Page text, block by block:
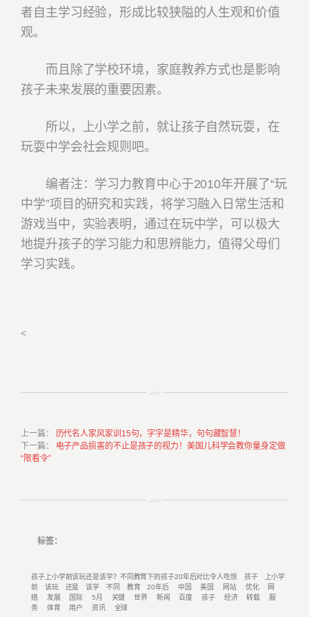
者自主学习经验，形成比较狭隘的人生观和价值
观。
而且除了学校环境，家庭教养方式也是影响
孩子未来发展的重要因素。
所以，上小学之前，就让孩子自然玩耍，在
玩耍中学会社会规则吧。
编者注：学习力教育中心于2010年开展了“玩
中学”项目的研究和实践，将学习融入日常生活和
游戏当中，实验表明，通过在玩中学，可以极大
地提升孩子的学习能力和思辨能力，值得父母们
学习实践。
<
上一篇 ：
历代名人家风家训15句，字字是精华，句句藏智慧！
下一篇 ：
电子产品损害的不止是孩子的视力！美国儿科学会教你量身定做
“限看令”
标签：
孩子上小学前该玩还是该学？不同教育下的孩子20年后对比令人吃惊 孩子
上小学
前
该玩 还是 该学 不同 教育 20年后 中国 美国 网站 优化
网
络
发展 国际 5月 关键 世界 新闻 百度 孩子 经济 转载
服
务
体育 用户 资讯 全球